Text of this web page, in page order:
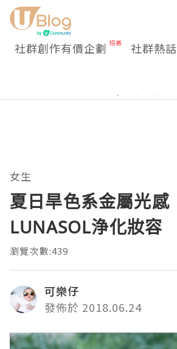
社群創作有價企劃 社群熱話
女生
夏日旱色系金屬光感｜
LUNASOL浄化妝容
瀏覽次數:439
可樂仔
發佈於 2018.06.24